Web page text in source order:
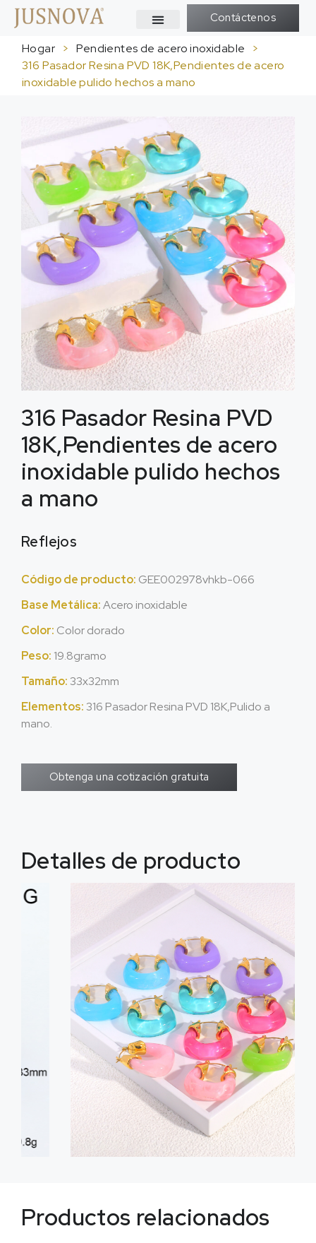
Contáctenos
Hogar > Pendientes de acero inoxidable
>
316 Pasador Resina PVD 18K,Pendientes de acero
inoxidable pulido hechos a mano
316 Pasador Resina PVD
18K,Pendientes de acero
inoxidable pulido hechos
a mano
Reflejos
Código de producto: GEE002978vhkb-066
Base Metálica:Acero inoxidable
Color: Color dorado
Peso: 19.8gramo
Tamaño: 33x32mm
Elementos: 316 Pasador Resina PVD 18K,Pulido a
mano.
Obtenga una cotización gratuita
Detalles de producto
Productos relacionados